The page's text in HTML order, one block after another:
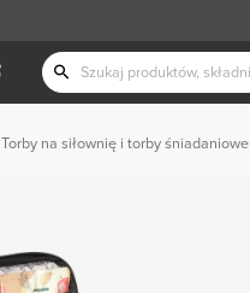
Torby na siłownię i torby śniadaniowe